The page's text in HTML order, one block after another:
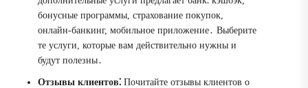
бонусные программы, страхование покупок,
онлайн-банкинг, мобильное приложение․ Выберите
те услуги, которые вам действительно нужны и
будут полезны․
Отзывы клиентов⁚ Почитайте отзывы клиентов о